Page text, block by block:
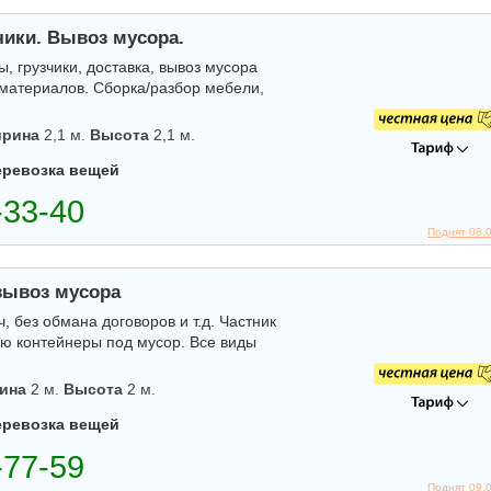
Поднят
Вывоз мусора.
грузчики, доставка, вывоз мусора
Сборка/разбор мебели,
2,1 м. Высота 2,1 м.
вещей
Поднят
мусора
без обмана договоров и т.д. Частник
контейнеры под мусор. Все виды
2 м. Высота 2 м.
вещей